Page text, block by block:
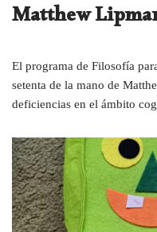
Matthew
El programa de Filosofía
setenta de la mano de
deficiencias en el ámbito